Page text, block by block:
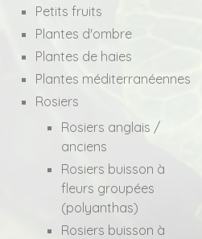
Petits fruits
Plantes d'ombre
Plantes de haies
Plantes méditerranéennes
Rosiers
Rosiers anglais /
anciens
Rosiers buisson à
fleurs groupées
(polyanthas)
Rosiers buisson à